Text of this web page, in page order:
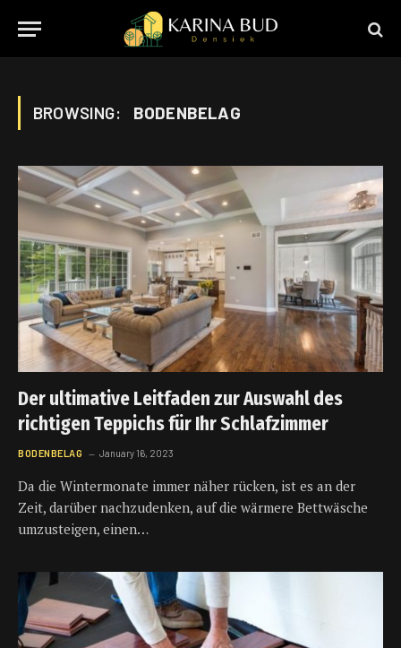
BROWSING: BODENBELAG
Der ultimative Leitfaden zur Auswahl des
richtigen Teppichs für Ihr Schlafzimmer
BODENBELAG January 16, 2023
Da die Wintermonate immer näher rücken, ist es an der
Zeit, darüber nachzudenken, auf die wärmere Bettwäsche
umzusteigen, einen…